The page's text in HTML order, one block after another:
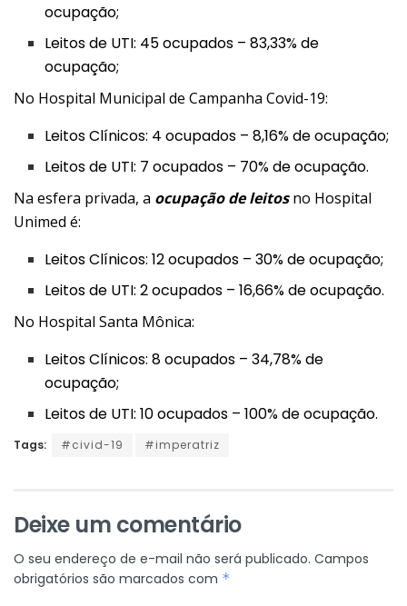
ocupação;
Leitos de UTI: 45 ocupados – 83,33% de
ocupação;
No Hospital Municipal de Campanha Covid-19:
Leitos Clínicos: 4 ocupados – 8,16% de ocupação;
Leitos de UTI: 7 ocupados – 70% de ocupação.
Na esfera privada, a ocupação de leitosno ​​​​​​Hospital
Unimed é:
Leitos Clínicos: 12 ocupados – 30% de ocupação;
Leitos de UTI: 2 ocupados – 16,66% de ocupação.
No Hospital Santa Mônica:
Leitos Clínicos: 8 ocupados – 34,78% de
ocupação;
Leitos de UTI: 10 ocupados – 100% de ocupação.
Tags: #civid-19 #imperatriz
Deixe um comentário
O seu endereço de e-mail não será publicado. Campos
obrigatórios são marcados com *